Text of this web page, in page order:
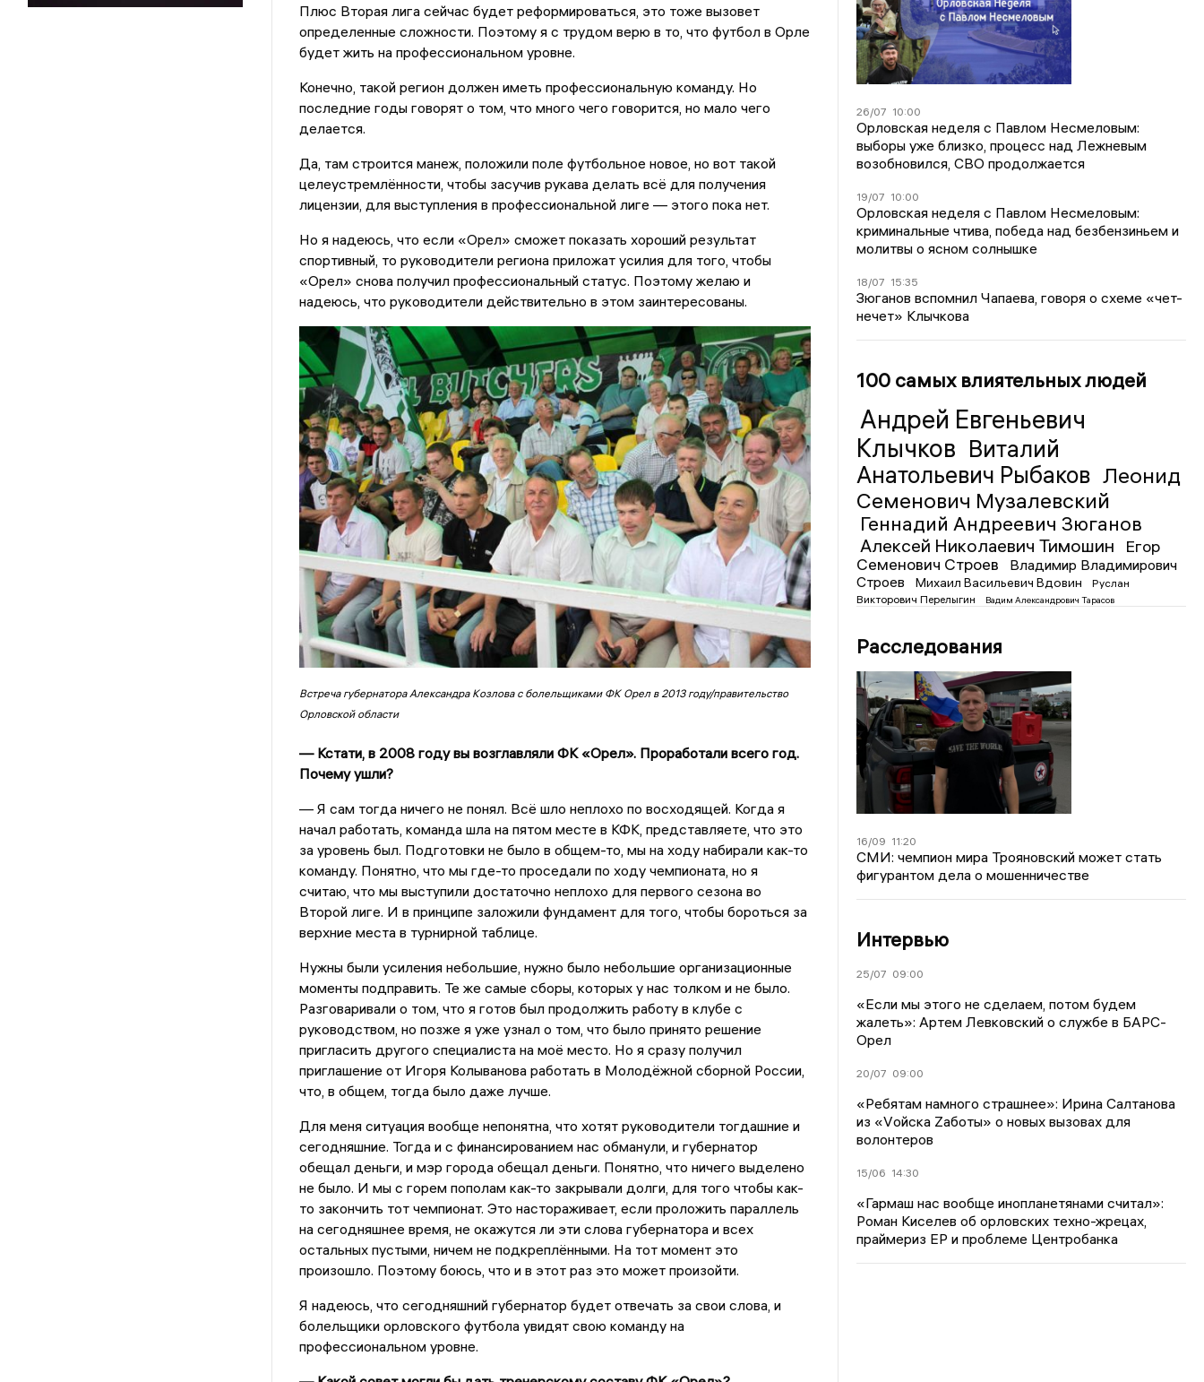
Плюс Вторая лига сейчас будет реформироваться, это тоже вызовет
определенные сложности. Поэтому я с трудом верю в то, что футбол в Орле
будет жить на профессиональном уровне.
Конечно, такой регион должен иметь профессиональную команду. Но
последние годы говорят о том, что много чего говорится, но мало чего
делается.
Да, там строится манеж, положили поле футбольное новое, но вот такой
целеустремлённости, чтобы засучив рукава делать всё для получения
лицензии, для выступления в профессиональной лиге — этого пока нет.
Но я надеюсь, что если «Орел» сможет показать хороший результат
спортивный, то руководители региона приложат усилия для того, чтобы
«Орел» снова получил профессиональный статус. Поэтому желаю и
надеюсь, что руководители действительно в этом заинтересованы.
Встреча губернатора Александра Козлова с болельщиками ФК Орел в 2013 году/правительство
Орловской области
— Кстати, в 2008 году вы возглавляли ФК «Орел». Проработали всего год.
Почему ушли?
— Я сам тогда ничего не понял. Всё шло неплохо по восходящей. Когда я
начал работать, команда шла на пятом месте в КФК, представляете, что это
за уровень был. Подготовки не было в общем-то, мы на ходу набирали как-то
команду. Понятно, что мы где-то проседали по ходу чемпионата, но я
считаю, что мы выступили достаточно неплохо для первого сезона во
Второй лиге. И в принципе заложили фундамент для того, чтобы бороться за
верхние места в турнирной таблице.
Нужны были усиления небольшие, нужно было небольшие организационные
моменты подправить. Те же самые сборы, которых у нас толком и не было.
Разговаривали о том, что я готов был продолжить работу в клубе с
руководством, но позже я уже узнал о том, что было принято решение
пригласить другого специалиста на моё место. Но я сразу получил
приглашение от Игоря Колыванова работать в Молодёжной сборной России,
что, в общем, тогда было даже лучше.
Для меня ситуация вообще непонятна, что хотят руководители тогдашние и
сегодняшние. Тогда и с финансированием нас обманули, и губернатор
обещал деньги, и мэр города обещал деньги. Понятно, что ничего выделено
не было. И мы с горем пополам как-то закрывали долги, для того чтобы как-
то закончить тот чемпионат. Это настораживает, если проложить параллель
на сегодняшнее время, не окажутся ли эти слова губернатора и всех
остальных пустыми, ничем не подкреплёнными. На тот момент это
произошло. Поэтому боюсь, что и в этот раз это может произойти.
Я надеюсь, что сегодняшний губернатор будет отвечать за свои слова, и
болельщики орловского футбола увидят свою команду на
профессиональном уровне.
26/07 10:00
Орловская неделя с Павлом Несмеловым:
выборы уже близко, процесс над Лежневым
возобновился, СВО продолжается
19/07 10:00
Орловская неделя с Павлом Несмеловым:
криминальные чтива, победа над безбензиньем и
молитвы о ясном солнышке
18/07 15:35
Зюганов вспомнил Чапаева, говоря о схеме «чет-
нечет» Клычкова
100 самых влиятельных людей
Андрей Евгеньевич
Клычков Виталий
Анатольевич Рыбаков Леонид
Семенович Музалевский
Геннадий Андреевич Зюганов
Алексей Николаевич Тимошин
Егор
Семенович Строев
Владимир Владимирович
Строев
Михаил Васильевич Вдовин
Руслан
Викторович Перелыгин
Вадим Александрович Тарасов
Расследования
16/09 11:20
СМИ: чемпион мира Трояновский может стать
фигурантом дела о мошенничестве
Интервью
25/07 09:00
«Если мы этого не сделаем, потом будем
жалеть»: Артем Левковский о службе в БАРС-
Орел
20/07 09:00
«Ребятам намного страшнее»: Ирина Салтанова
из «Vойска Zаботы» о новых вызовах для
волонтеров
15/06 14:30
«Гармаш нас вообще инопланетянами считал»:
Роман Киселев об орловских техно-жрецах,
праймериз ЕР и проблеме Центробанка